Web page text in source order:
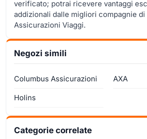
verificato; potrai ricevere vantaggi
addizionali dalle migliori compagnie di
Assicurazioni Viaggi.
Negozi simili
Columbus Assicurazioni AXA
Holins
Categorie correlate